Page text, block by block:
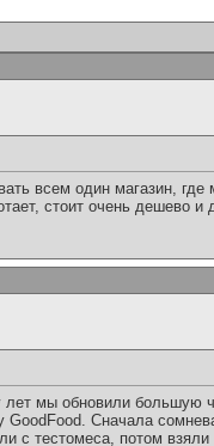
всем один магазин,
стоит очень дешево
лет мы обновили большую
GoodFood. Сначала
с тестомеса, потом